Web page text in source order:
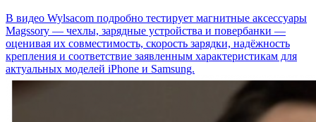
В видео Wylsacom подробно тестирует магнитные аксессуары
Magssory — чехлы, зарядные устройства и повербанки —
оценивая их совместимость, скорость зарядки, надёжность
крепления и соответствие заявленным характеристикам для
актуальных моделей iPhone и Samsung.